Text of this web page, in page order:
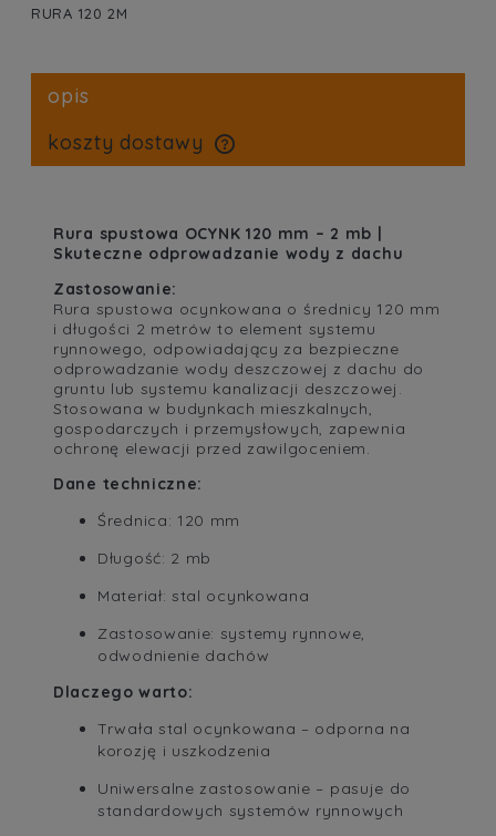
RURA 120 2M
opis
koszty dostawy
Rura spustowa OCYNK 120 mm – 2 mb |
Skuteczne odprowadzanie wody z dachu
Zastosowanie:
Rura spustowa ocynkowana o średnicy 120 mm
i długości 2 metrów to element systemu
rynnowego, odpowiadający za bezpieczne
odprowadzanie wody deszczowej z dachu do
gruntu lub systemu kanalizacji deszczowej.
Stosowana w budynkach mieszkalnych,
gospodarczych i przemysłowych, zapewnia
ochronę elewacji przed zawilgoceniem.
Dane techniczne:
Średnica: 120 mm
Długość: 2 mb
Materiał: stal ocynkowana
Zastosowanie: systemy rynnowe,
odwodnienie dachów
Dlaczego warto:
Trwała stal ocynkowana – odporna na
korozję i uszkodzenia
Uniwersalne zastosowanie – pasuje do
standardowych systemów rynnowych